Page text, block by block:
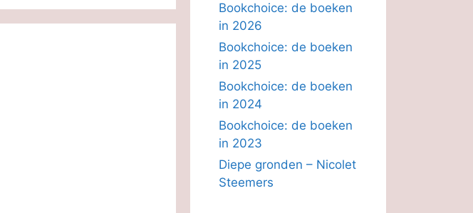
Bookchoice: de boeken
in 2026
Bookchoice: de boeken
in 2025
Bookchoice: de boeken
in 2024
Bookchoice: de boeken
in 2023
Diepe gronden – Nicolet
Steemers